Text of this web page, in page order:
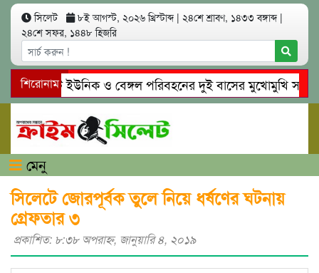
সিলেট ৮ই আগস্ট, ২০২৬ খ্রিস্টাব্দ | ২৪শে শ্রাবণ, ১৪৩৩ বঙ্গাব্দ |
২৪শে সফর, ১৪৪৮ হিজরি
শিরোনাম
সিলেটে ইউনিক ও বেঙ্গল পরিবহনের দুই বাসের মুখোমুখি
গোয়াইনঘাটে প্রেমের ফাঁদে তরুণী পাচার: মাদকাসক্ত রিমালকে
মেনু
সিলেটে জোরপূর্বক তুলে নিয়ে ধর্ষণের ঘটনায়
গ্রেফতার ৩
প্রকাশিত: ৮:৩৮ অপরাহ্ণ, জানুয়ারি ৪, ২০১৯